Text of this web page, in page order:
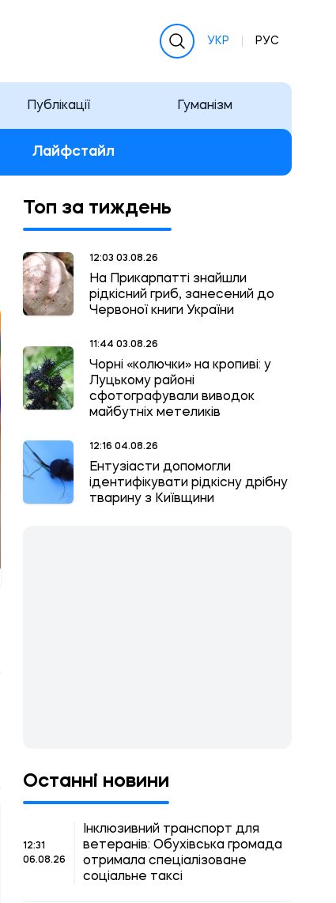
УКР РУС
Публікації Гуманізм
Лайфстайл
Топ за тиждень
12:03 03.08.26
На Прикарпатті знайшли
рідкісний гриб, занесений до
Червоної книги України
11:44 03.08.26
Чорні «колючки» на кропиві: у
Луцькому районі
сфотографували виводок
майбутніх метеликів
12:16 04.08.26
Ентузіасти допомогли
ідентифікувати рідкісну дрібну
тварину з Київщини
Останні новини
12:31
06.08.26
Інклюзивний транспорт для
ветеранів: Обухівська громада
отримала спеціалізоване
соціальне таксі